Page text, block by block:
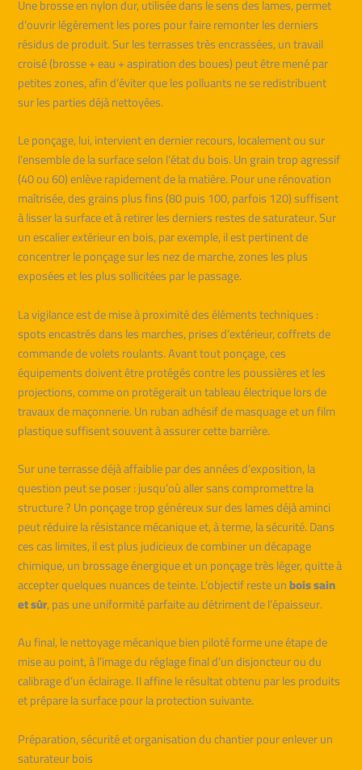
Une brosse en nylon dur, utilisée dans le sens des lames, permet
d’ouvrir légèrement les pores pour faire remonter les derniers
résidus de produit. Sur les terrasses très encrassées, un travail
croisé (brosse + eau + aspiration des boues) peut être mené par
petites zones, afin d’éviter que les polluants ne se redistribuent
sur les parties déjà nettoyées.
Le ponçage, lui, intervient en dernier recours, localement ou sur
l’ensemble de la surface selon l’état du bois. Un grain trop agressif
(40 ou 60) enlève rapidement de la matière. Pour une rénovation
maîtrisée, des grains plus fins (80 puis 100, parfois 120) suffisent
à lisser la surface et à retirer les derniers restes de saturateur. Sur
un escalier extérieur en bois, par exemple, il est pertinent de
concentrer le ponçage sur les nez de marche, zones les plus
exposées et les plus sollicitées par le passage.
La vigilance est de mise à proximité des éléments techniques :
spots encastrés dans les marches, prises d’extérieur, coffrets de
commande de volets roulants. Avant tout ponçage, ces
équipements doivent être protégés contre les poussières et les
projections, comme on protégerait un tableau électrique lors de
travaux de maçonnerie. Un ruban adhésif de masquage et un film
plastique suffisent souvent à assurer cette barrière.
Sur une terrasse déjà affaiblie par des années d’exposition, la
question peut se poser : jusqu’où aller sans compromettre la
structure ? Un ponçage trop généreux sur des lames déjà aminci
peut réduire la résistance mécanique et, à terme, la sécurité. Dans
ces cas limites, il est plus judicieux de combiner un décapage
chimique, un brossage énergique et un ponçage très léger, quitte à
accepter quelques nuances de teinte. L’objectif reste unbois sain
et sûr, pas une uniformité parfaite au détriment de l’épaisseur.
Au final, le nettoyage mécanique bien piloté forme une étape de
mise au point, à l’image du réglage final d’un disjoncteur ou du
calibrage d’un éclairage. Il affine le résultat obtenu par les produits
et prépare la surface pour la protection suivante.
Préparation, sécurité et organisation du chantier pour enlever un
saturateur bois